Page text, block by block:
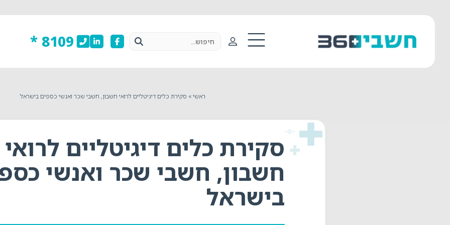
8109 *
ראשי» סקירת כלים דיגיטליים לרואי חשבון, חשבי שכר ואנשי כספים בישראל
סקירת כלים דיגיטליים לרואי
חשבון, חשבי שכר ואנשי
בישראל